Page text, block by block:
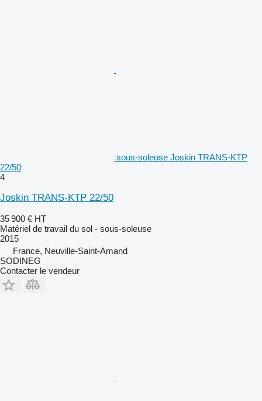
sous-soleuse Joskin TRANS-KTP
22/50
4
Joskin TRANS-KTP 22/50
35 900 € HT
Matériel de travail du sol - sous-soleuse
2015
France, Neuville-Saint-Amand
SODINEG
Contacter le vendeur